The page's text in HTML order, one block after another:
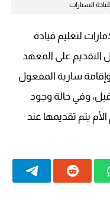
السيارات
لتعليم قيادة
التقديم على المعهد
وإقامة سارية المفعول
وفي حالة وجود
يتم تقديمها عند